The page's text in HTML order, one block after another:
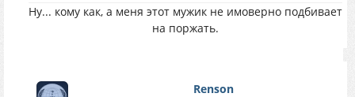
Ну... кому как, а меня этот мужик не имоверно подбивает
на поржать.
Renson